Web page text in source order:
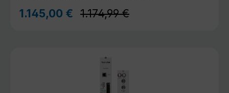
Verkaufspreis:
1.145,00 € Regulärer Preis:
1.174,99 €